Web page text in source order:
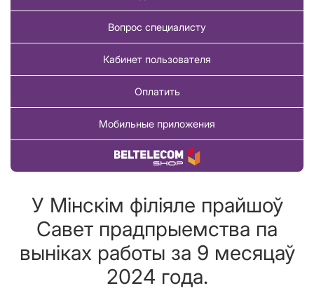
Вопрос специалисту
Кабинет пользователя
Оплатить
Мобильные приложения
Купить товар
У Мінскім філіяле прайшоў
Савет прадпрыемства па
выніках работы за 9 месяцаў
2024 года.